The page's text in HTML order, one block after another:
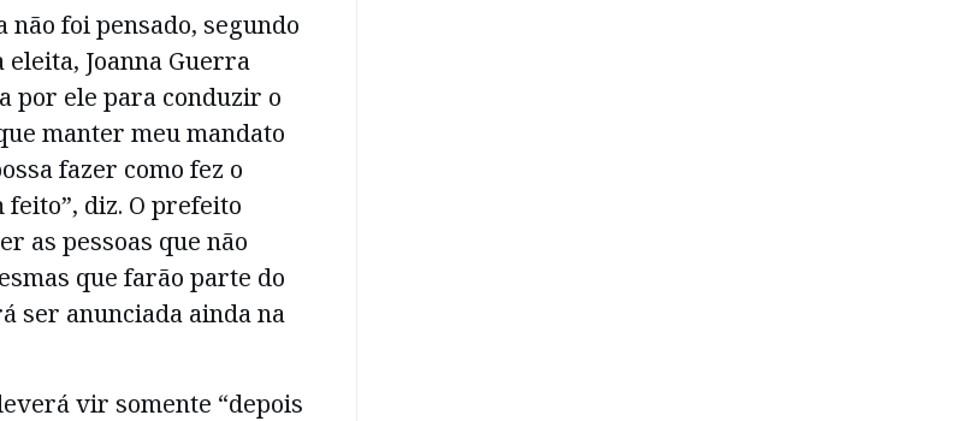
foi pensado, segundo
Joanna Guerra
por ele para conduzir o
manter meu mandato
fazer como fez o
diz. O prefeito
as pessoas que não
que farão parte do
ser anunciada ainda na
vir somente “depois